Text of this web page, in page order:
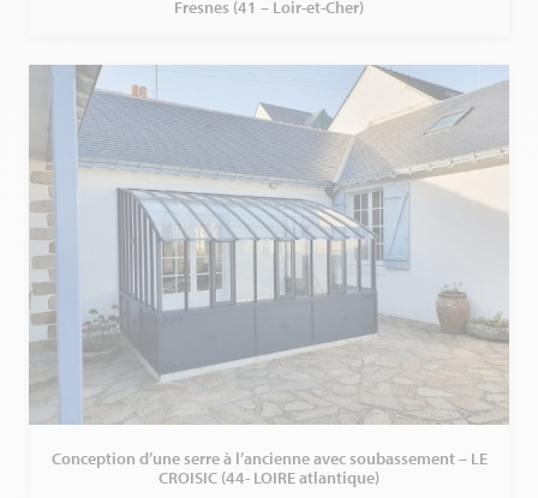
Fresnes (41 – Loir-et-Cher)
Conception d’une serre à l’ancienne avec soubassement – LE
CROISIC (44- LOIRE atlantique)